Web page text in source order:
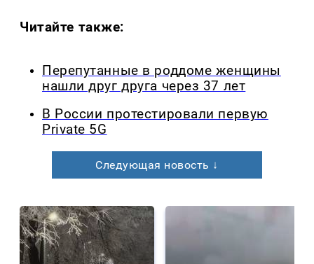
Читайте также:
Перепутанные в роддоме женщины
нашли друг друга через 37 лет
В России протестировали первую
Private 5G
Следующая новость ↓